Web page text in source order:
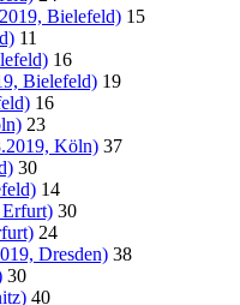
Bielefeld) 15
11
16
Bielefeld) 19
16
23
Köln) 37
30
14
30
24
Dresden) 38
30
40